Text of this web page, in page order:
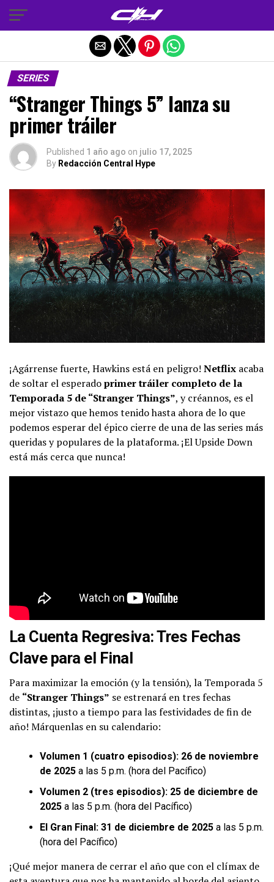
SERIES
“Stranger Things 5” lanza su
primer tráiler
Published 1 año ago on julio 17, 2025
By Redacción Central Hype
¡Agárrense fuerte, Hawkins está en peligro! Netflix acaba
de soltar el esperadoprimer tráiler completo de la
Temporada 5 de “Stranger Things”, y créannos, es el
mejor vistazo que hemos tenido hasta ahora de lo que
podemos esperar del épico cierre de una de las series más
queridas y populares de la plataforma. ¡El Upside Down
está más cerca que nunca!
La Cuenta Regresiva: Tres Fechas
Clave para el Final
Para maximizar la emoción (y la tensión), la Temporada 5
de “Stranger Things” se estrenará en tres fechas
distintas, ¡justo a tiempo para las festividades de fin de
año! Márquenlas en su calendario:
Volumen 1 (cuatro episodios): 26 de noviembre
de 2025 a las 5 p.m. (hora del Pacífico)
Volumen 2 (tres episodios): 25 de diciembre de
2025 a las 5 p.m. (hora del Pacífico)
El Gran Final: 31 de diciembre de 2025 a las 5 p.m.
(hora del Pacífico)
¡Qué mejor manera de cerrar el año que con el clímax de
Salir de la versión móvil